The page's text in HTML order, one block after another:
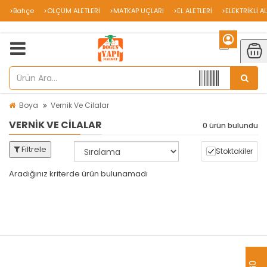
>Bahçe >ÖLÇÜM ALETLERİ >MATKAP UÇLARI >EL ALETLERİ >ELEKTRİKLİ
Boya Vernik Ve Cilalar
VERNIK VE CILALAR 0 ürün bulundu
Filtrele Stoktakiler
Aradığınız kriterde ürün bulunamadı